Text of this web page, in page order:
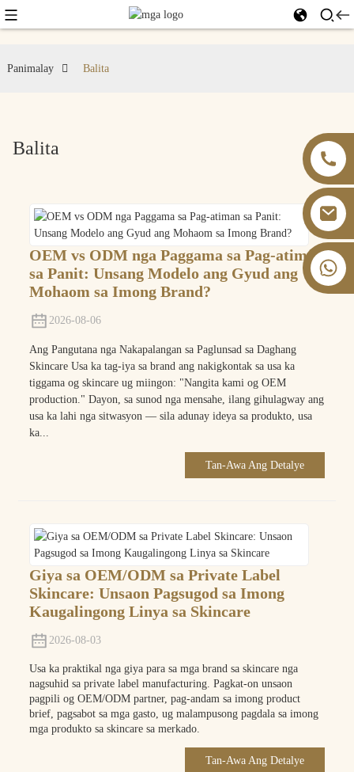
+86 13826059902
Panimalay Balita
Balita
OEM vs ODM nga Paggama sa Pag-atiman
sa Panit: Unsang Modelo ang Gyud ang
Mohaom sa Imong Brand?
2026-08-06
Ang Pangutana nga Nakapalangan sa Paglunsad sa Daghang
Skincare Usa ka tag-iya sa brand ang nakigkontak sa usa ka
tiggama og skincare ug miingon: "Nangita kami og OEM
production." Dayon, sa sunod nga mensahe, ilang gihulagway ang
usa ka lahi nga sitwasyon — sila adunay ideya sa produkto, usa
ka...
Tan-Awa Ang Detalye
Giya sa OEM/ODM sa Private Label
Skincare: Unsaon Pagsugod sa Imong
Kaugalingong Linya sa Skincare
2026-08-03
Usa ka praktikal nga giya para sa mga brand sa skincare nga
nagsuhid sa private label manufacturing. Pagkat-on unsaon
pagpili og OEM/ODM partner, pag-andam sa imong product
brief, pagsabot sa mga gasto, ug malampusong pagdala sa imong
mga produkto sa skincare sa merkado.
Tan-Awa Ang Detalye